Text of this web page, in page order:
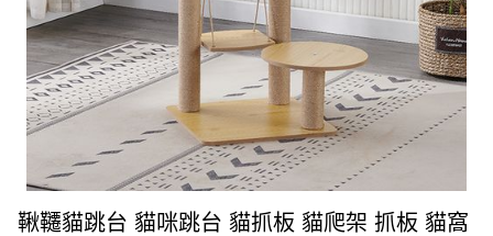
鞦韆貓跳台 貓咪跳台 貓抓板 貓爬架 抓板 貓窩